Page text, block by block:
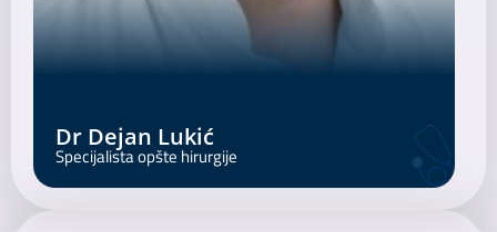
Dr Dejan Lukić
Specijalista opšte hirurgije